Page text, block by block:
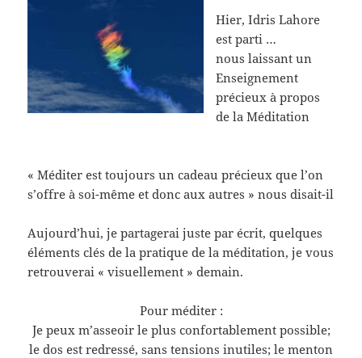
Hier, Idris Lahore
est parti …
nous laissant un
Enseignement
précieux à propos
de la Méditation
« Méditer est toujours un cadeau précieux que l’on
s’offre à soi-même et donc aux autres » nous disait-il
Aujourd’hui, je partagerai juste par écrit, quelques
éléments clés de la pratique de la méditation, je vous
retrouverai « visuellement » demain.
Pour méditer :
Je peux m’asseoir le plus confortablement possible;
le dos est redressé, sans tensions inutiles; le menton